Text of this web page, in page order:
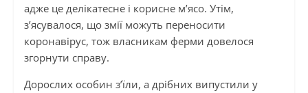
адже це делікатесне і корисне м’ясо. Утім,
з’ясувалося, що змії можуть переносити
коронавірус, тож власникам ферми довелося
згорнути справу.
Дорослих особин з’їли, а дрібних випустили у